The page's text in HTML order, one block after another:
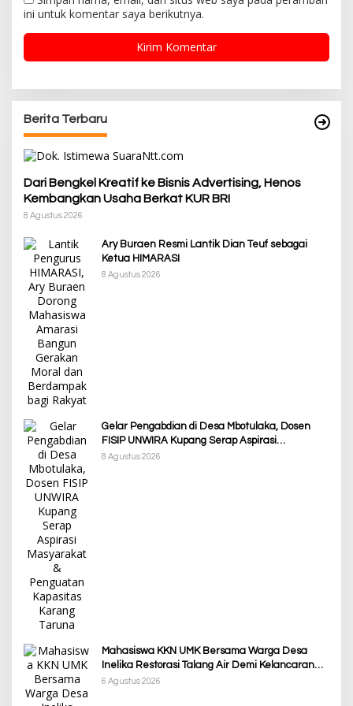
ini untuk komentar saya berikutnya.
Berita Terbaru
Dari Bengkel Kreatif ke Bisnis Advertising, Henos
Kembangkan Usaha Berkat KUR BRI
8 Agustus 2026
Ary Buraen Resmi Lantik Dian Teuf sebagai
Ketua HIMARASI
8 Agustus 2026
Gelar Pengabdian di Desa Mbotulaka, Dosen
FISIP UNWIRA Kupang Serap Aspirasi
Masyarakat & Penguatan Kapasitas Karang
8 Agustus 2026
Mahasiswa KKN UMK Bersama Warga Desa
Inelika Restorasi Talang Air Demi Kelancaran
Irigasi Sawah
6 Agustus 2026